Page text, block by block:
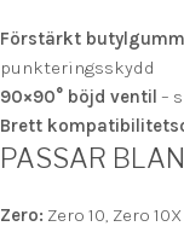
Förstärkt
punkteringsskydd
90×90° böjd ventil –
Brett
PASSAR
Zero: Zero 10, Zero 10X